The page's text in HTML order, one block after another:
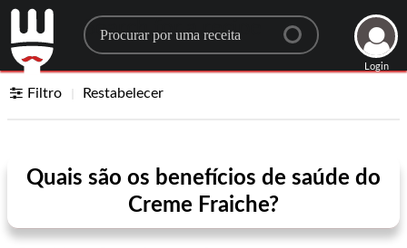
Search for a recipe
Login
Filtro Restabelecer
Quais são os benefícios de saúde do
Creme Fraiche?